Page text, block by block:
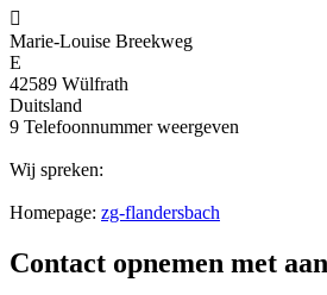

Marie-Louise Breekweg
E
42589 Wülfrath
Duitsland
9 Telefoonnummer weergeven
Wij spreken:
Homepage: zg-flandersbach
Contact opnemen met